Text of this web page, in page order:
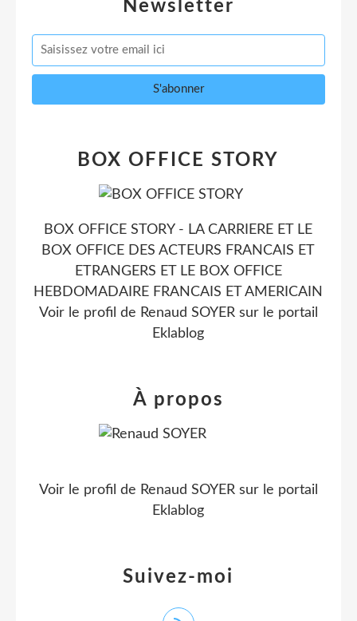
Newsletter
BOX OFFICE STORY
BOX OFFICE STORY - LA CARRIERE ET LE
BOX OFFICE DES ACTEURS FRANCAIS ET
ETRANGERS ET LE BOX OFFICE
HEBDOMADAIRE FRANCAIS ET AMERICAIN
Voir le profil de Renaud SOYER sur le portail
Eklablog
Suivez-moi
À propos
Voir le profil de Renaud SOYER sur le portail
Eklablog